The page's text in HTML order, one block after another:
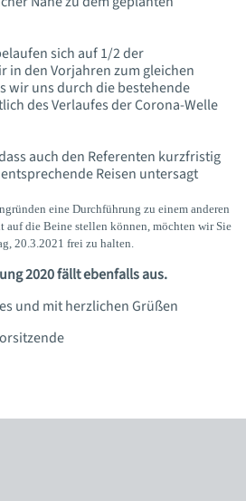
sich auf 1/2 der
in den Vorjahren zum gleichen
wir uns durch die bestehende
des Verlaufes der Corona-Welle
auch den Referenten kurzfristig
Reisen untersagt
eine Durchführung zu einem anderen
auf die Beine stellen können, möchten wir Sie
20.3.2021 frei zu halten.
2020 fällt ebenfalls aus.
und mit herzlichen Grüßen